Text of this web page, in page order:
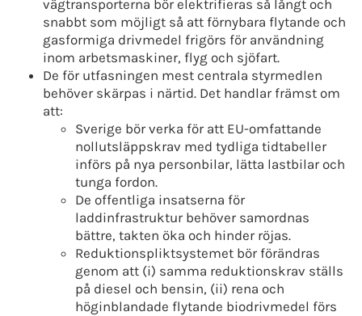
vägtransporterna bör elektrifieras så långt och
snabbt som möjligt så att förnybara flytande och
gasformiga drivmedel frigörs för användning
inom arbetsmaskiner, flyg och sjöfart.
De för utfasningen mest centrala styrmedlen
behöver skärpas i närtid. Det handlar främst om
att:
Sverige bör verka för att EU-omfattande
nollutsläppskrav med tydliga tidtabeller
införs på nya personbilar, lätta lastbilar och
tunga fordon.
De offentliga insatserna för
laddinfrastruktur behöver samordnas
bättre, takten öka och hinder röjas.
Reduktionspliktsystemet bör förändras
genom att (i) samma reduktionskrav ställs
på diesel och bensin, (ii) rena och
höginblandade flytande biodrivmedel förs